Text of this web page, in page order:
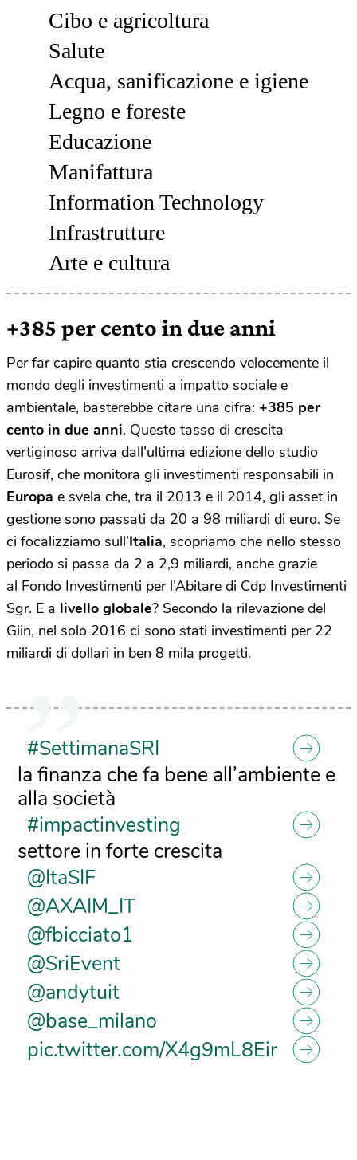
Cibo e agricoltura
Salute
Acqua, sanificazione e igiene
Legno e foreste
Educazione
Manifattura
Information Technology
Infrastrutture
Arte e cultura
+385 per cento in due anni
Per far capire quanto stia crescendo velocemente il
mondo degli investimenti a impatto sociale e
ambientale, basterebbe citare una cifra: +385 per
cento in due anni. Questo tasso di crescita
vertiginoso arriva dall’ultima edizione dello studio
Eurosif, che monitora gli investimenti responsabili in
Europa e svela che, tra il 2013 e il 2014, gli asset in
gestione sono passati da 20 a 98 miliardi di euro. Se
ci focalizziamo sull’Italia, scopriamo che nello stesso
periodo si passa da 2 a 2,9 miliardi, anche grazie
al Fondo Investimenti per l’Abitare di Cdp Investimenti
Sgr. E a livello globale? Secondo la rilevazione del
Giin, nel solo 2016 ci sono stati investimenti per 22
miliardi di dollari in ben 8 mila progetti.
#SettimanaSRI
la finanza che fa bene all’ambiente e
alla società
#impactinvesting
settore in forte crescita
@ItaSIF
@AXAIM_IT
@fbicciato1
@SriEvent
@andytuit
@base_milano
pic.twitter.com/X4g9mL8Eir